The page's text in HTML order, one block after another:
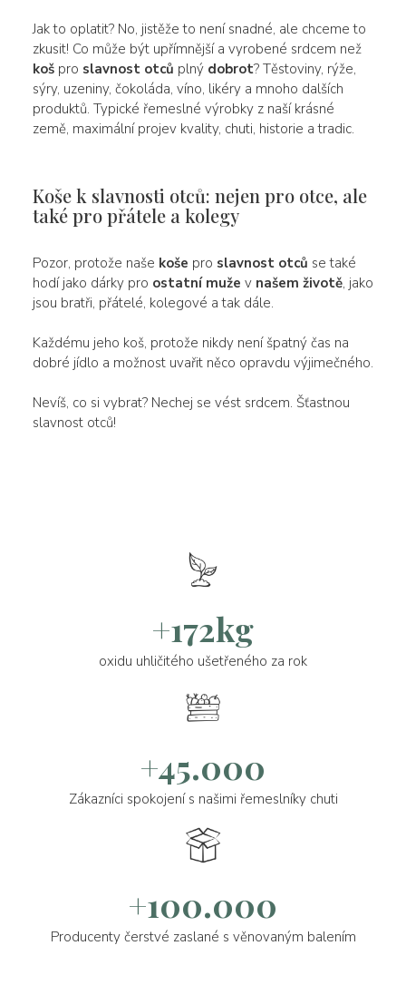
Jak to oplatit? No, jistěže to není snadné, ale chceme to
zkusit! Co může být upřímnější a vyrobené srdcem než
košpro slavnost otců plný dobrot? Těstoviny, rýže,
sýry, uzeniny, čokoláda, víno, likéry a mnoho dalších
produktů. Typické řemeslné výrobky z naší krásné
země, maximální projev kvality, chuti, historie a tradic.
Koše k slavnosti otců: nejen pro otce, ale
také pro přátele a kolegy
Pozor, protože naše koše pro slavnost otců se také
hodí jako dárky pro ostatní muže v našem životě, jako
jsou bratři, přátelé, kolegové a tak dále.
Každému jeho koš, protože nikdy není špatný čas na
dobré jídlo a možnost uvařit něco opravdu výjimečného.
Nevíš, co si vybrat? Nechej se vést srdcem. Šťastnou
slavnost otců!
+172kg
oxidu uhličitého ušetřeného za rok
+45.000
Zákazníci spokojení s našimi řemeslníky chuti
+100.000
Producenty čerstvé zaslané s věnovaným balením